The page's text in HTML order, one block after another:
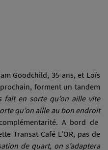
Goodchild, 35 ans, et Loïs
forment un tandem
fait en sorte qu’on aille vite
qu’on aille au bon endroit
A bord de
Transat Café L’OR, pas de
de quart, on s’adaptera